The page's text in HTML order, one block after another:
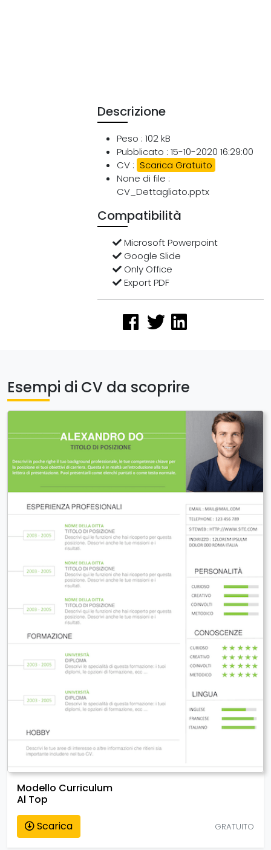
Descrizione
Peso : 102 kB
Pubblicato : 15-10-2020 16:29:00
CV : Scarica Gratuito
None di file :
CV_Dettagliato.pptx
Compatibilità
Microsoft Powerpoint
Google Slide
Only Office
Export PDF
Esempi di CV da scoprire
Modello Curriculum
Al Top
Scarica
GRATUITO